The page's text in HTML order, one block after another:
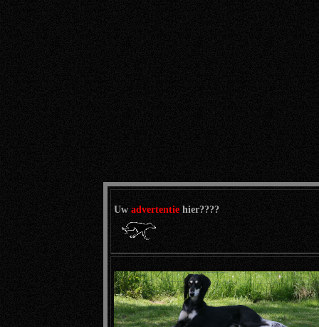
Uw advertentie hier????